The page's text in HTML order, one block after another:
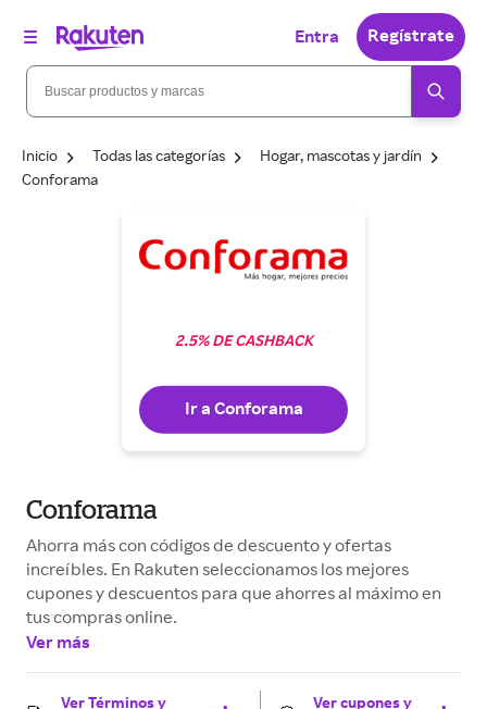
Entra Regístrate
Inicio Todas las categorías
Hogar, mascotas y jardín
Conforama
2.5% DE CASHBACK
Ir a Conforama
Conforama
Ahorra más con códigos de descuento y ofertas
increíbles. En Rakuten seleccionamos los mejores
cupones y descuentos para que ahorres al máximo en
tus compras online.
Ver más
Ver Términos y
Ver cupones y